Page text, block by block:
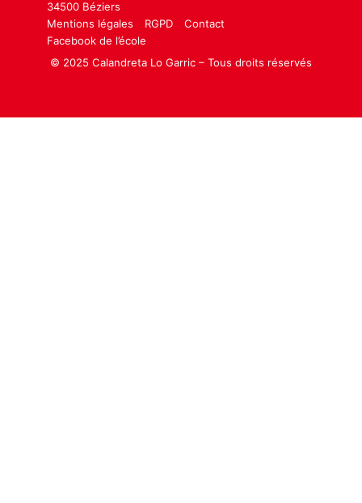
34500 Béziers
Mentions légales
RGPD
Contact
Facebook de l’école
© 2025 Calandreta Lo Garric – Tous droits réservés